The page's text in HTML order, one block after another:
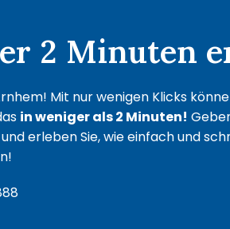
2 Minuten
Mit nur wenigen Klicks
in weniger als 2 Minuten!
erleben Sie, wie einfach und